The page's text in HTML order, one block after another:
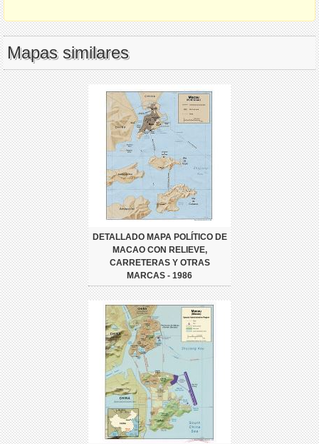
Mapas similares
DETALLADO MAPA POLÍTICO DE
MACAO CON RELIEVE,
CARRETERAS Y OTRAS
MARCAS - 1986